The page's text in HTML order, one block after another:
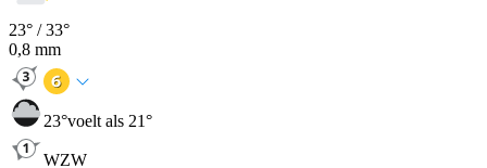
23° /33°
0,8 mm
23°voelt als 21°
WZW